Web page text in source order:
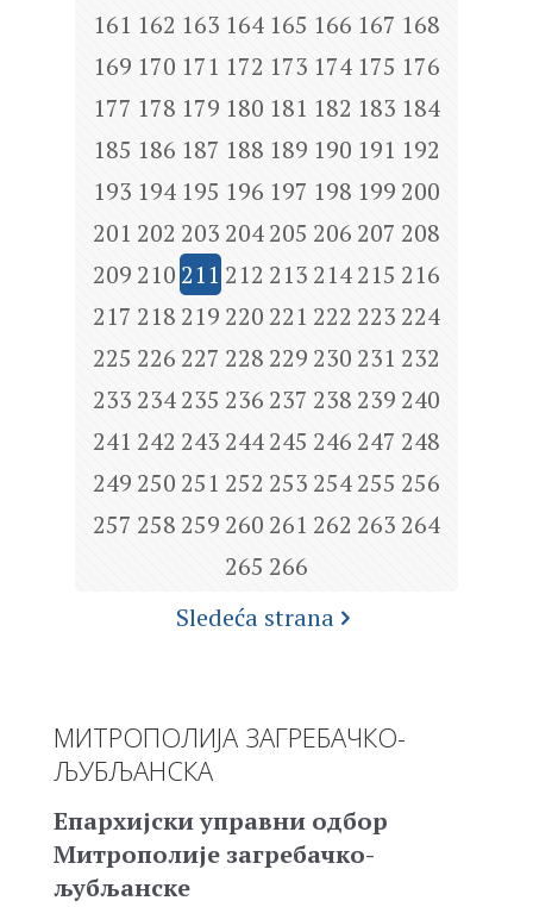
161 162 163 164 165 166 167 168
169 170 171 172 173 174 175 176
177 178 179 180 181 182 183 184
185 186 187 188 189 190 191 192
193 194 195 196 197 198 199 200
201 202 203 204205 206 207 208
209 210 211 212 213 214215 216
217 218 219 220 221 222 223 224
225 226 227 228 229 230 231 232
233 234235 236 237 238 239 240
241 242 243 244245 246 247 248
249 250 251 252 253 254255 256
257 258 259 260 261 262 263 264
265 266
Sledeća strana
МИТРОПОЛИЈА ЗАГРЕБАЧКО-
ЉУБЉАНСКА
Епархијски управни одбор
Митрополије загребачко-
љубљанске